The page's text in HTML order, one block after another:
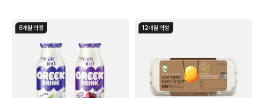
6개월 약정 12개월 약정